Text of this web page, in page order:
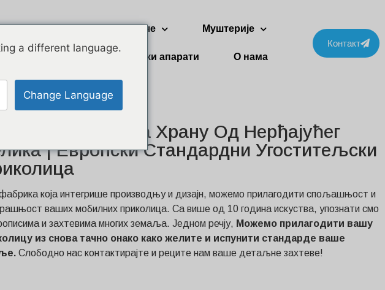
Две приче
Муштерије
Кућански апарати
О нама
Контакт
Приколица За Храну Од Нерђајућег
| Европски Стандардни Угоститељски
која интегрише производњу и дизајн, можемо прилагодити спољашњост и
ваших мобилних приколица. Са више од 10 година искуства, упознати смо
и захтевима многих земаља. Једном речју, Можемо прилагодити вашу
из снова тачно онако како желите и испунити стандарде ваше
Слободно нас контактирајте и реците нам ваше детаљне захтеве!
a different language.
Change Language